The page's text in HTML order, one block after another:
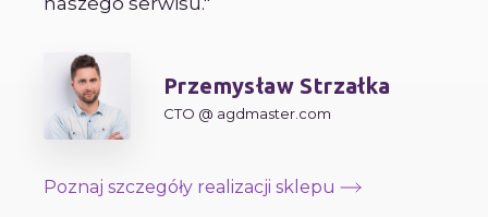
Przemysław Strzałka
CTO @ agdmaster.com
Poznaj szczegóły realizacji sklepu